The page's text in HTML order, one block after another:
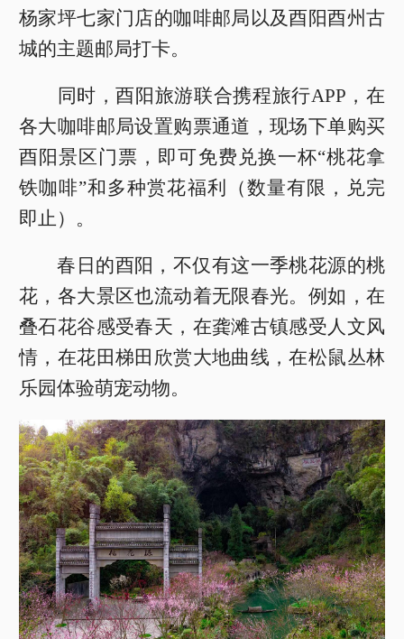
杨家坪七家门店的咖啡邮局以及酉阳酉州古
城的主题邮局打卡。
同时，酉阳旅游联合携程旅行APP，在
各大咖啡邮局设置购票通道，现场下单购买
酉阳景区门票，即可免费兑换一杯“桃花拿
铁咖啡”和多种赏花福利（数量有限，兑完
即止）。
春日的酉阳，不仅有这一季桃花源的桃
花，各大景区也流动着无限春光。例如，在
叠石花谷感受春天，在龚滩古镇感受人文风
情，在花田梯田欣赏大地曲线，在松鼠丛林
乐园体验萌宠动物。